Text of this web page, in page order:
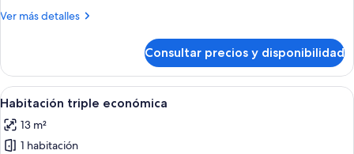
cama
vistas
al
mar
Ver más detalles
Más
Confort,
cama
matrimonio,
vistas
Consultar precios y disponibilidad
Abrir
todas
las
fotos
Un baño con pared revestida de
1
Habitación triple económica
13 m²
1 habitación